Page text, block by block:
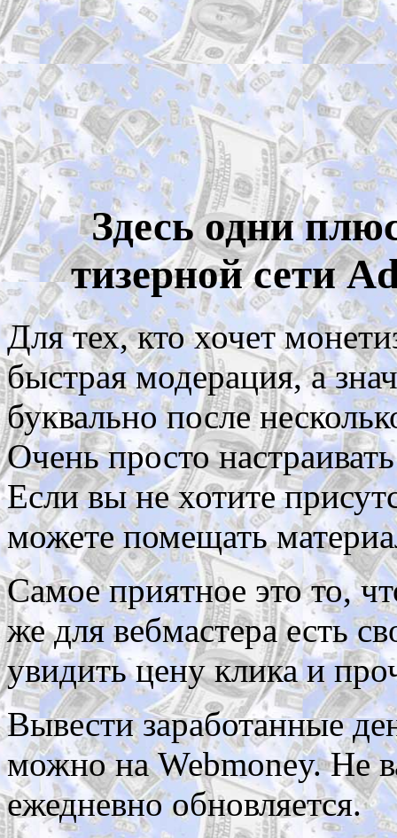
Здесь одни
тизерной сети
Для тех, кто хочет
быстрая модерация, а
буквально после
Очень просто
Если вы не хотите
можете помещать
Самое приятное это то,
же для вебмастера есть
увидить цену клика и
Вывести заработанные
можно на Webmoney. Не
ежедневно обновляется.